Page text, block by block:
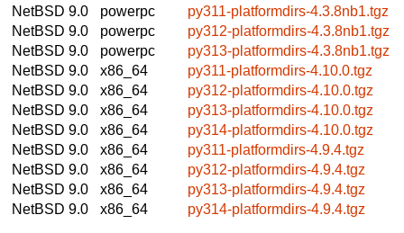
NetBSD 9.0
powerpc
py311-platformdirs-4.3.8nb1.tgz
NetBSD 9.0
powerpc
py312-platformdirs-4.3.8nb1.tgz
NetBSD 9.0
powerpc
py313-platformdirs-4.3.8nb1.tgz
NetBSD 9.0
x86_64
py311-platformdirs-4.10.0.tgz
NetBSD 9.0
x86_64
py312-platformdirs-4.10.0.tgz
NetBSD 9.0
x86_64
py313-platformdirs-4.10.0.tgz
NetBSD 9.0
x86_64
py314-platformdirs-4.10.0.tgz
NetBSD 9.0
x86_64
py311-platformdirs-4.9.4.tgz
NetBSD 9.0
x86_64
py312-platformdirs-4.9.4.tgz
NetBSD 9.0
x86_64
py313-platformdirs-4.9.4.tgz
NetBSD 9.0
x86_64 py314-platformdirs-4.9.4.tgz